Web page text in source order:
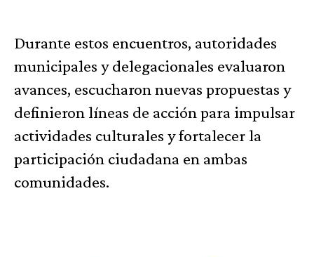
Durante estos encuentros, autoridades
municipales y delegacionales evaluaron
avances, escucharon nuevas propuestas y
definieron líneas de acción para impulsar
actividades culturales y fortalecer la
participación ciudadana en ambas
comunidades.